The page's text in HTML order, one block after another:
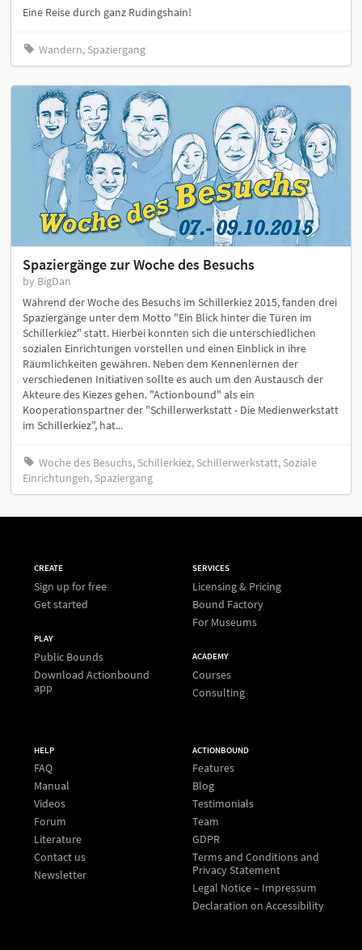
Eine Reise durch ganz Rudingshain!
Wandern, Spaziergang
Spaziergänge zur Woche des Besuchs
by BigDan
Während der Woche des Besuchs im Schillerkiez 2015, fanden drei
Spaziergänge unter dem Motto "Ein Blick hinter die Türen im
Schillerkiez" statt. Hierbei konnten sich die unterschiedlichen
sozialen Einrichtungen vorstellen und einen Einblick in ihre
Räumlichkeiten gewähren. Neben dem Kennenlernen der
verschiedenen Initiativen sollte es auch um den Austausch der
Akteure des Kiezes gehen. "Actionbound" als ein
Kooperationspartner der "Schillerwerkstatt - Die Medienwerkstatt
im Schillerkiez", hat...
Woche des Besuchs, Schillerkiez, Schillerwerkstatt, Soziale
Einrichtungen, Spaziergang
CREATE
Sign up for free
Get started
PLAY
Public Bounds
Download Actionbound
app
SERVICES
Licensing & Pricing
Bound Factory
For Museums
ACADEMY
Courses
Consulting
HELP
FAQ
Manual
Videos
Forum
Literature
Contact us
Newsletter
ACTIONBOUND
Features
Blog
Testimonials
Team
GDPR
Terms and Conditions and
Privacy Statement
Legal Notice – Impressum
Declaration on Accessibility